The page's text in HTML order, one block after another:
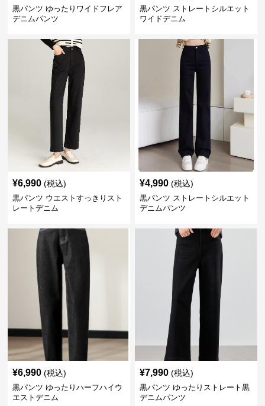
黒パンツ ゆったりワイドフレア
デニムパンツ
黒パンツ ストレートシルエット
ワイドデニム
¥6,990 (税込)
黒パンツ ウエストすっきりスト
レートデニム
¥4,990 (税込)
黒パンツ ストレートシルエット
デニムパンツ
¥6,990 (税込)
黒パンツ ゆったりハーフハイウ
エストデニム
¥7,990 (税込)
黒パンツ ゆったりストレート黒
デニムパンツ